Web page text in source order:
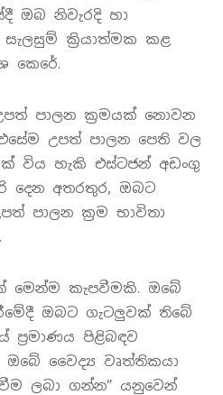
ඔබ නිවැරදි හා
ක්‍රියාත්මක කළ
කෙරේ.
පාලන ක්‍රමයක් නොවන
උපත් පාලන පෙති වල
විය හැකි එස්ටජන් අඩංගු
දෙන අතරතුර, ඔබට
පාලන ක්‍රම භාවිතා
මෙන්ම කැපවීමකි. ඔබේ
ඔබට ගැටලුවක් තිබේ
ප්‍රමාණය පිළිබඳව
වෛද්‍ය වෘත්තිකයා
ලබා ගන්න” යනුවෙන්